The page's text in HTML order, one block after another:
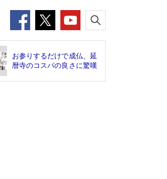
お参りするだけで成仏、延
暦寺のコスパの良さに驚嘆